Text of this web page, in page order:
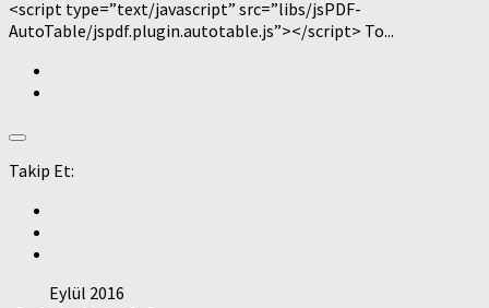
<script type=”text/javascript” src=”libs/jsPDF-
AutoTable/jspdf.plugin.autotable.js”></script> To...
Takip Et:
Eylül 2016